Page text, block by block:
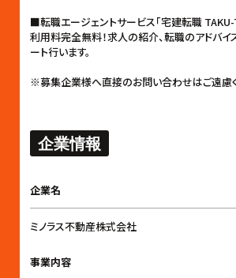
■転職エージェントサービス「宅建転職 TAKU-
利用料完全無料！求人の紹介、転職のアドバ
ート行います。
※募集企業様へ直接のお問い合わせはご遠慮く
企業情報
企業名
ミノラス不動産株式会社
事業内容